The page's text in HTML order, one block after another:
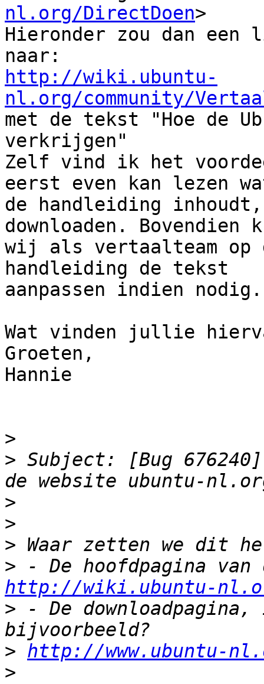
nl.org/DirectDoen>
Hieronder zou dan een
http://wiki.ubuntu-
nl.org/community/
met de tekst "Hoe de
verkrijgen"
Zelf vind ik het
eerst even kan lezen
de handleiding
downloaden. Bovendien
wij als vertaalteam op
handleiding de tekst
aanpassen indien nodig.
Wat vinden jullie
Groeten,
Hannie
>
> Subject: [Bug
>
>
>
>
http://wiki.ubuntu-
> - De
> http://www.ubuntu-
>